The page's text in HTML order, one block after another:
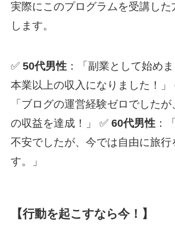
実際にこのプログラムを受講した
します。
✅ 50代男性：「副業として始め
本業以上の収入になりました！」
「ブログの運営経験ゼロでした
の収益を達成！」 ✅ 60代男性：
不安でしたが、今では自由に旅行
す。」
【行動を起こすなら今！】